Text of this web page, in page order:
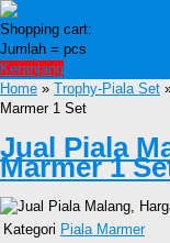
Shopping cart:
Jumlah = pcs
Keranjang
Home » Trophy-Piala Set
Marmer 1 Set
Jual Piala
Marmer 1
Kategori Piala Marmer